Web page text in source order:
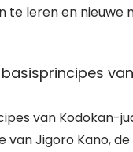
te leren en nieuwe
van Kodokan-
van Jigoro Kano,